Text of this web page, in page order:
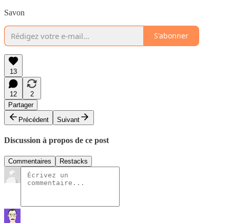
Savon
S'abonner
13
12
2
Partager
Précédent
Suivant
Discussion à propos de ce post
Commentaires Restacks